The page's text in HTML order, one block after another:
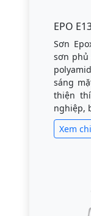
EPO
Sơn
sơn phủ
sáng
thiện
nghiệp,
Xem